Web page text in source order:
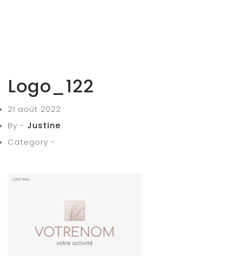
Logo_122
21 août 2022
By - Justine
Category -